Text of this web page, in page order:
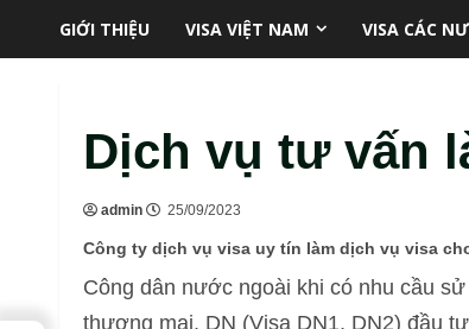
GIỚI THIỆU VISA VIỆT NAM VISA CÁC
Dịch vụ tư vấn
admin 25/09/2023
Công ty dịch vụ visa uy tín làm dịch vụ visa
Công dân nước ngoài khi có nhu cầu
thương mại, DN (Visa DN1, DN2) đầu